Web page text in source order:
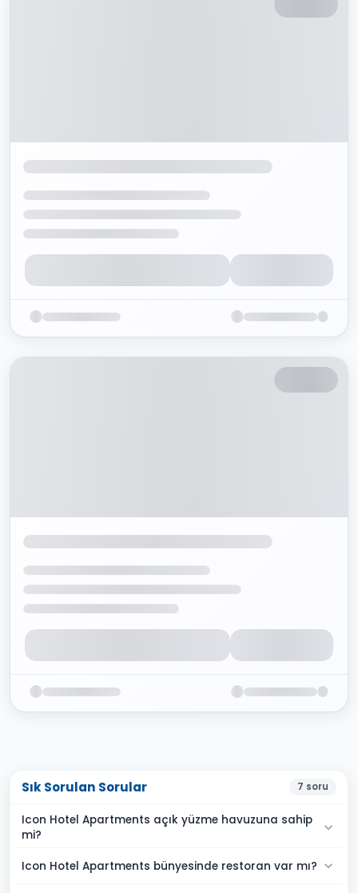
Sık Sorulan Sorular 7 soru
Icon Hotel Apartments açık yüzme havuzuna sahip
mi?
Icon Hotel Apartments bünyesinde restoran var mı?